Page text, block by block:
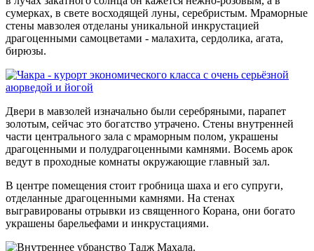
сумерках, в свете восходящей луны, серебристым. Мраморные
стены мавзолея отделаны уникальной инкрустацией
драгоценными самоцветами - малахита, сердолика, агата,
бирюзы.
Двери в мавзолей изначально были серебряными, парапет
золотым, сейчас это богатство утрачено. Стены внутренней
части центрального зала с мраморным полом, украшены
драгоценными и полудрагоценными камнями. Восемь арок
ведут в проходные комнаты окружающие главный зал.
В центре помещения стоит гробница шаха и его супруги,
отделанные драгоценными камнями. На стенах
выгравированы отрывки из священного Корана, они богато
украшены барельефами и инкрустациями.